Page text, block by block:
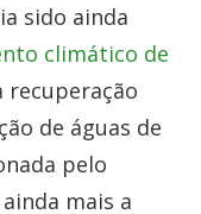
sido ainda
climático de
recuperação
de águas de
pelo
mais a